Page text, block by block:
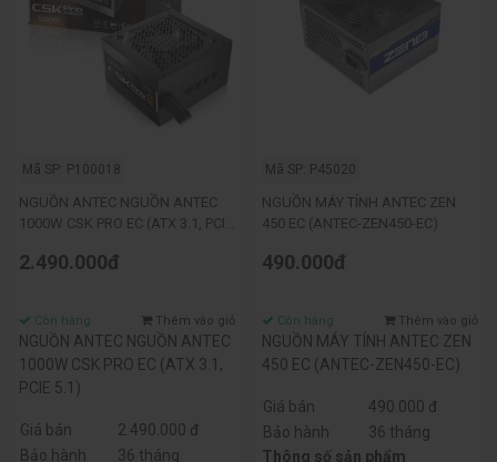
Mã SP: P100018
NGUỒN ANTEC NGUỒN ANTEC
1000W CSK PRO EC (ATX 3.1, PCIE
2.490.000đ
Còn hàng Thêm vào giỏ
NGUỒN ANTEC NGUỒN ANTEC
1000W CSK PRO EC (ATX 3.1,
PCIE 5.1)
Giá bán
2.490.000 đ
Bảo hành
36 tháng
Mã SP: P45020
NGUỒN MÁY TÍNH ANTEC ZEN
450 EC (ANTEC-ZEN450-EC)
490.000đ
Còn hàng Thêm vào giỏ
NGUỒN MÁY TÍNH ANTEC ZEN
450 EC (ANTEC-ZEN450-EC)
Giá bán
490.000 đ
Bảo hành
36 tháng
Thông số sản phẩm